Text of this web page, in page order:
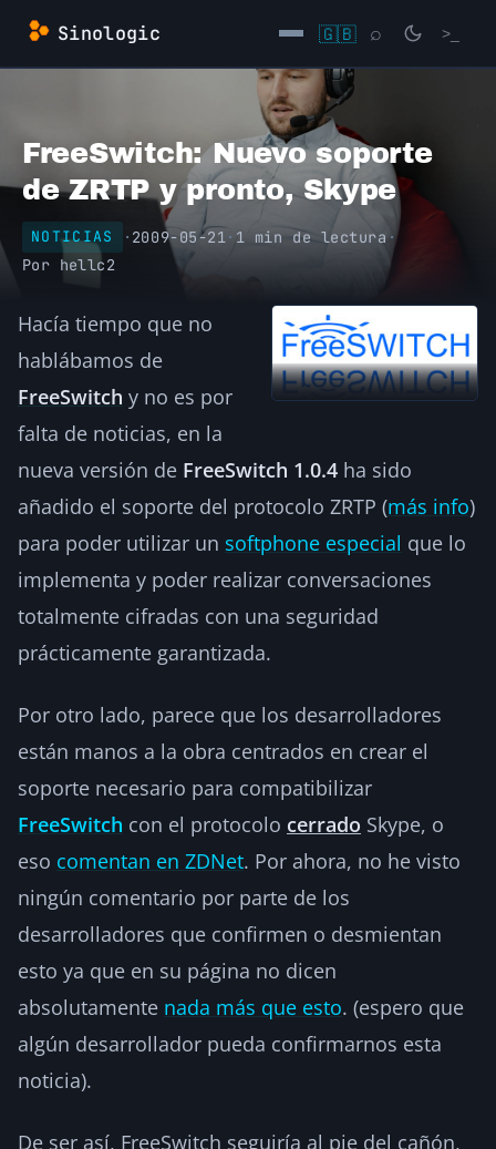
Saltar
contenido
Sinologic 🇬🇧 ⌕ >_
FreeSwitch: Nuevo soporte
de ZRTP y pronto, Skype
NOTICIAS · 2009-05-21 · 1 min de lectura ·
Por hellc2
Hacía tiempo que no
hablábamos de
FreeSwitch y no es por
falta de noticias, en la
nueva versión de FreeSwitch 1.0.4 ha sido
añadido el soporte del protocolo ZRTP (más info)
para poder utilizar un softphone especial que lo
implementa y poder realizar conversaciones
totalmente cifradas con una seguridad
prácticamente garantizada.
Por otro lado, parece que los desarrolladores
están manos a la obra centrados en crear el
soporte necesario para compatibilizar
FreeSwitch con el protocolo cerrado Skype, o
eso comentan en ZDNet. Por ahora, no he visto
ningún comentario por parte de los
desarrolladores que confirmen o desmientan
esto ya que en su página no dicen
absolutamente nada más que esto. (espero que
algún desarrollador pueda confirmarnos esta
noticia).
De ser así, FreeSwitch seguiría al pie del cañón,